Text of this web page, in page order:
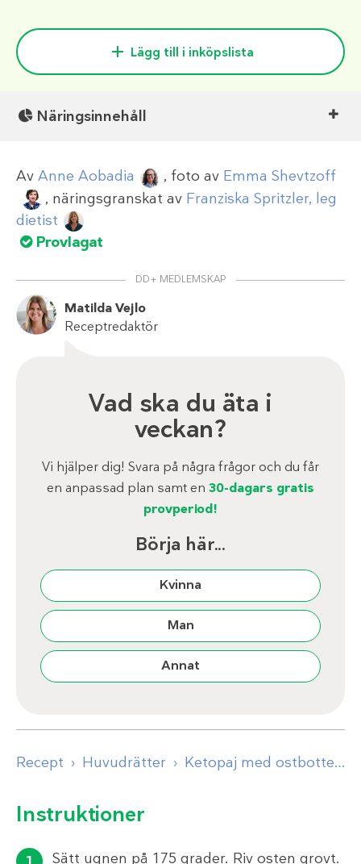
Lägg till i inköpslista
Näringsinnehåll
Av Anne Aobadia , foto av Emma Shevtzoff
, näringsgranskat av Franziska Spritzler, leg
dietist
Provlagat
DD+ MEDLEMSKAP
Matilda Vejlo
Receptredaktör
Vad ska du äta i
veckan?
Vi hjälper dig! Svara på några frågor och du får
en anpassad plan samt en 30-dagars gratis
provperiod!
Börja här...
Kvinna
Man
Annat
Recept Huvudrätter Ketopaj med ostbotten
Instruktioner
Sätt ugnen på 175 grader. Riv osten grovt.